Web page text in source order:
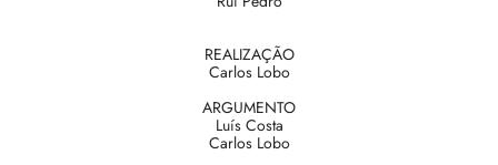
REALIZAÇÃO
Carlos Lobo
ARGUMENTO
Luís Costa
Carlos Lobo